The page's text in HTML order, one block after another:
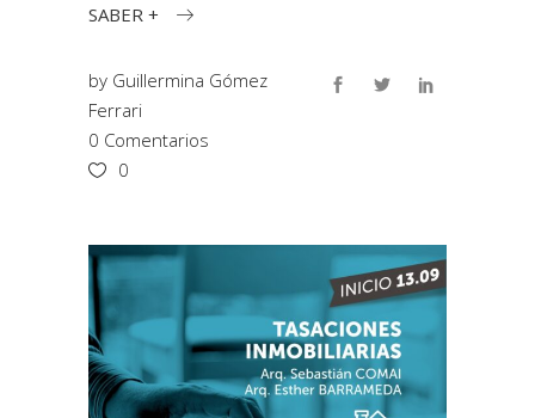
SABER +
by Guillermina Gómez
Ferrari
0 Comentarios
0